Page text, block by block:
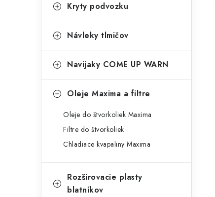
Kryty podvozku
Návleky tlmičov
Navijaky COME UP WARN
Oleje Maxima a filtre
Oleje do štvorkoliek Maxima
Filtre do štvorkoliek
Chladiace kvapaliny Maxima
Rozširovacie plasty
blatníkov